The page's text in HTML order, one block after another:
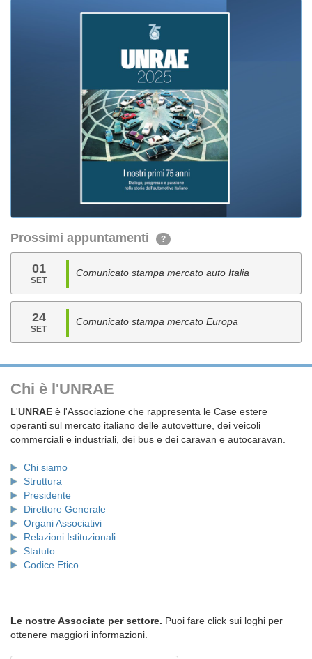
Prossimi appuntamenti ?
01
SET
Comunicato stampa mercato auto Italia
24
SET
Comunicato stampa mercato Europa
Chi è l'UNRAE
L'UNRAE è l'Associazione che rappresenta le Case estere
operanti sul mercato italiano delle autovetture, dei veicoli
commerciali e industriali, dei bus e dei caravan e autocaravan.
Chi siamo
Struttura
Presidente
Direttore Generale
Organi Associativi
Relazioni Istituzionali
Statuto
Codice Etico
Le nostre Associate per settore. Puoi fare click sui loghi per
ottenere maggiori informazioni.